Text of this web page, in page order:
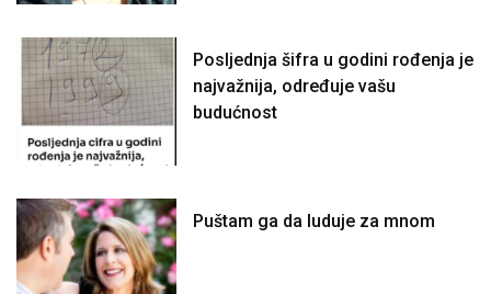
Posljednja šifra u godini rođenja je
najvažnija, određuje vašu
budućnost
Puštam ga da luduje za mnom